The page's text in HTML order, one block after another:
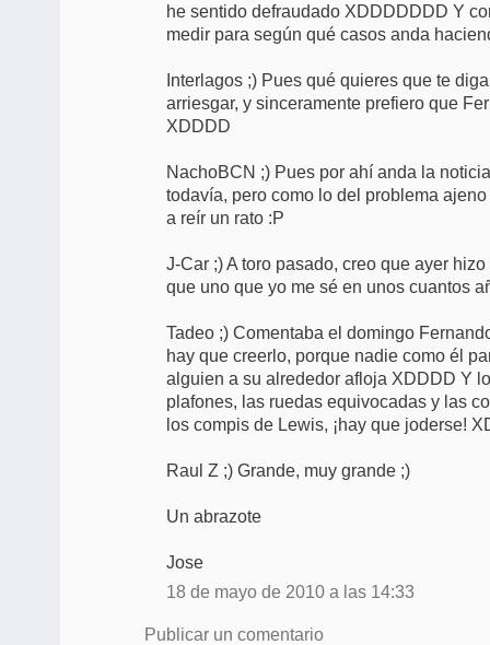
he sentido defraudado XDDDDDDD Y
medir para según qué casos anda
Interlagos ;) Pues qué quieres que te
arriesgar, y sinceramente prefiero que
XDDDD
NachoBCN ;) Pues por ahí anda la
todavía, pero como lo del problema
a reír un rato :P
J-Car ;) A toro pasado, creo que ayer
que uno que yo me sé en unos cuantos
Tadeo ;) Comentaba el domingo
hay que creerlo, porque nadie como él
alguien a su alrededor afloja XDDDD Y
plafones, las ruedas equivocadas y las
los compis de Lewis, ¡hay que joderse!
Raul Z ;) Grande, muy grande ;)
Un abrazote
Jose
18 de mayo de 2010 a las 14:33
Publicar un comentario